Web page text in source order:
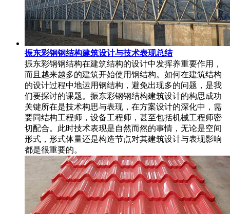
振东彩钢钢结构建筑设计与技术表现总结
振东彩钢钢结构在建筑结构的设计中发挥养重要作用，
而且越来越多的建筑开始使用钢结构。如何在建筑结构
的设计过程中地运用钢结构，避免出现多的问题，是我
们要探讨的课题。振东彩钢钢结构建筑设计的构思成功
关键所在是技术构思与表现，在方案设计的深化中，需
要同结构工程师，设备工程师，甚至包括机械工程师密
切配合。此时技术表现是自然而然的事情，无论是空间
形式，形式体量还是构造节点对其建筑设计与表现影响
都是很重要的。